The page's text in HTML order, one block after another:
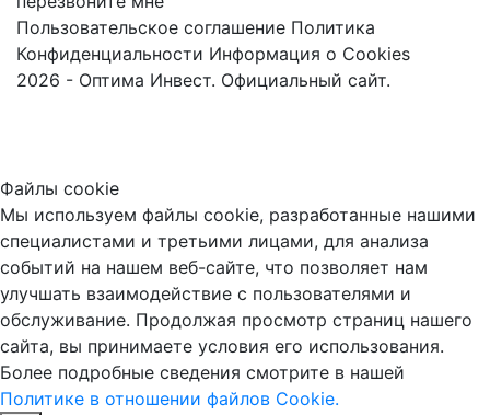
Пользовательское соглашение Политика
Конфиденциальности Информация о Cookies
2026 - Оптима Инвест. Официальный сайт.
Файлы cookie
Мы используем файлы cookie, разработанные нашими
специалистами и третьими лицами, для анализа
событий на нашем веб-сайте, что позволяет нам
улучшать взаимодействие с пользователями и
обслуживание. Продолжая просмотр страниц нашего
сайта, вы принимаете условия его использования.
Более подробные сведения смотрите в нашей
Политике в отношении файлов Cookie.